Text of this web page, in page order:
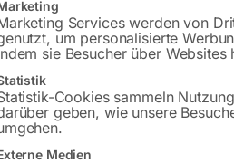
Services werden von
um personalisierte
sie Besucher über
Cookies sammeln
geben, wie unsere
Medien